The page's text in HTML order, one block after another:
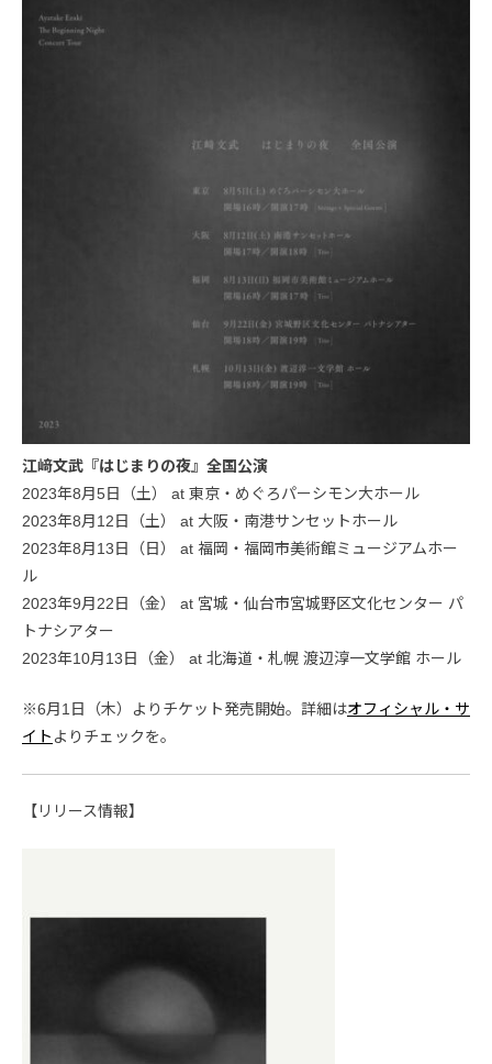
江﨑文武『はじまりの夜』全国公演
2023年8月5日（土） at 東京・めぐろパーシモン大ホール
2023年8月12日（土） at 大阪・南港サンセットホール
2023年8月13日（日） at 福岡・福岡市美術館ミュージアムホー
ル
2023年9月22日（金） at 宮城・仙台市宮城野区文化センター パ
トナシアター
2023年10月13日（金） at 北海道・札幌 渡辺淳一文学館 ホール
※6月1日（木）よりチケット発売開始。詳細はオフィシャル・サ
イト よりチェックを。
【リリース情報】